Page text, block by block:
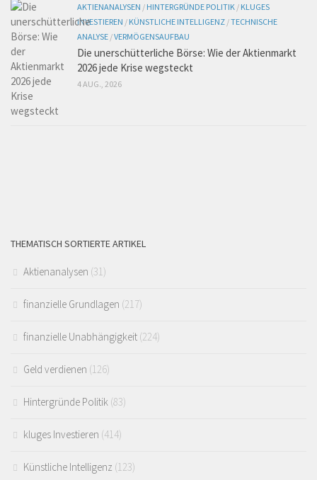
AKTIENANALYSEN / HINTERGRÜNDE POLITIK / KLUGES
INVESTIEREN / KÜNSTLICHE INTELLIGENZ /TECHNISCHE
ANALYSE /VERMÖGENSAUFBAU
Die unerschütterliche Börse: Wie der Aktienmarkt
2026 jede Krise wegsteckt
4 AUG., 2026
THEMATISCH SORTIERTE ARTIKEL
Aktienanalysen (31)
finanzielle Grundlagen (217)
finanzielle Unabhängigkeit (224)
Geld verdienen (126)
Hintergründe Politik (83)
kluges Investieren (414)
Künstliche Intelligenz (123)